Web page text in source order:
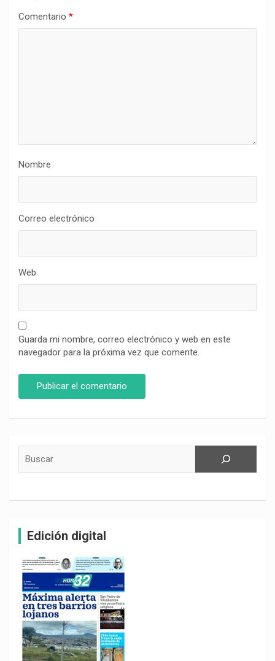
Comentario *
Nombre
Correo electrónico
Web
Guarda mi nombre, correo electrónico y web en este
navegador para la próxima vez que comente.
Edición digital